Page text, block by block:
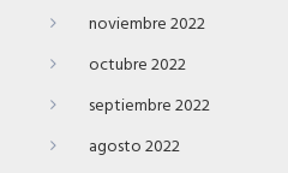
noviembre 2022
octubre 2022
septiembre 2022
agosto 2022